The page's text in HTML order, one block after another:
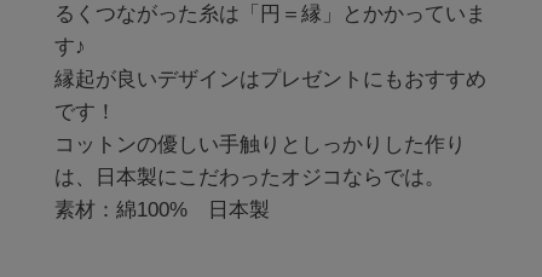
るくつながった糸は「円＝縁」とかかっていま
す♪
縁起が良いデザインはプレゼントにもおすすめ
です！
コットンの優しい手触りとしっかりした作り
は、日本製にこだわったオジコならでは。
素材：綿100%　日本製